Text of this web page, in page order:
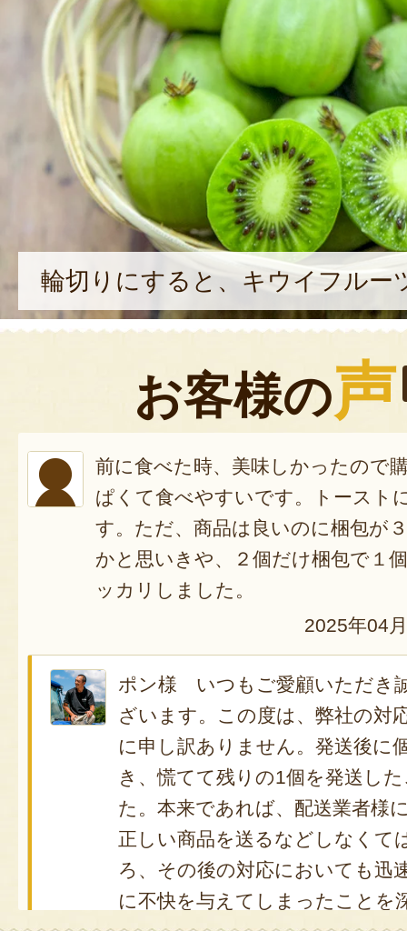
輪切りにすると、キウイフルー
お客様の声
前に食べた時、美味しかったので
ぱくて食べやすいです。トースト
す。ただ、商品は良いのに梱包が
かと思いきや、２個だけ梱包で１
ッカリしました。
2025年04
ポン様 いつもご愛顧いただき
ざいます。この度は、弊社の対
に申し訳ありません。発送後に
き、慌てて残りの1個を発送し
た。本来であれば、配送業者様
正しい商品を送るなどしなくて
ろ、その後の対応においても迅
に不快を与えてしまったことを